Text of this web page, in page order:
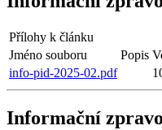
Přílohy k článku
Jméno souboru
Popis
info-pid-2025-02.pdf
Informační